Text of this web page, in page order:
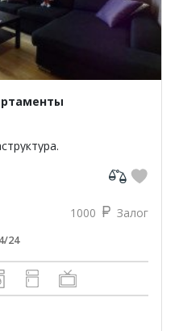
1000 Залог
24